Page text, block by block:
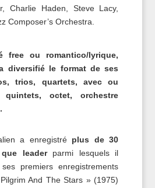
Charlie Haden, Steve Lacy,
Composer’s Orchestra.
free ou romantico/lyrique,
diversifié le format de ses
trios, quartets, avec ou
octet, orchestre
a enregistré plus de 30
leaderparmi lesquels il
premiers enregistrements
And The Stars » (1975)